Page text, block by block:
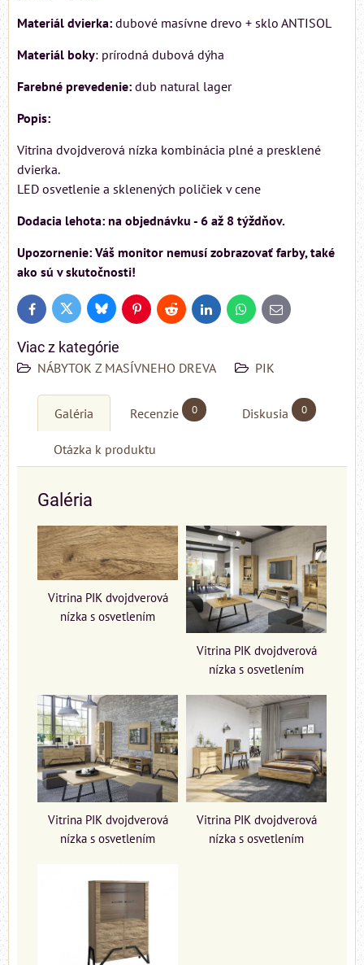
Materiál dvierka: dubové masívne drevo + sklo ANTISOL
Materiál boky: prírodná dubová dýha
Farebné prevedenie: dub natural lager
Popis:
Vitrina dvojdverová nízka kombinácia plné a presklené
dvierka.
LED osvetlenie a sklenených poličiek v cene
Dodacia lehota: na objednávku - 6 až 8 týždňov.
Upozornenie: Váš monitor nemusí zobrazovať farby, také
ako sú v skutočnosti!
FacebookTwitter BlueskyPinterestReddit LinkedInWhatsApp
E-
mail
Viac z kategórie
NÁBYTOK Z MASÍVNEHO DREVA PIK
Galéria Recenzie 0 Diskusia 0
Otázka k produktu
Galéria
Vitrina PIK dvojdverová
nízka s osvetlením
Vitrina PIK dvojdverová
nízka s osvetlením
Vitrina PIK dvojdverová
nízka s osvetlením
Vitrina PIK dvojdverová
nízka s osvetlením